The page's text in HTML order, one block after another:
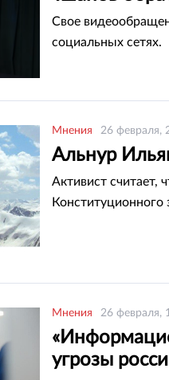
Свое
социальных сетях.
Мнения 26 февраля,
Альнур
Активист считает,
Конституционного
Мнения 26 февраля,
угрозы